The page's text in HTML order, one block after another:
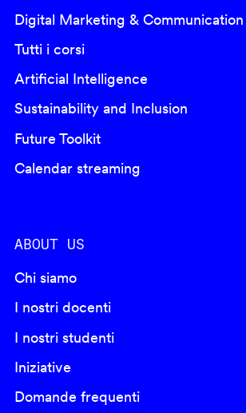
Digital Marketing & Communication
Tutti i corsi
Artificial Intelligence
Sustainability and Inclusion
Future Toolkit
Calendar streaming
ABOUT US
Chi siamo
I nostri docenti
I nostri studenti
Iniziative
Domande frequenti